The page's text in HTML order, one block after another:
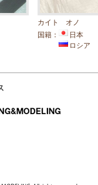
カイト オノ
国籍：
日本
ロシア